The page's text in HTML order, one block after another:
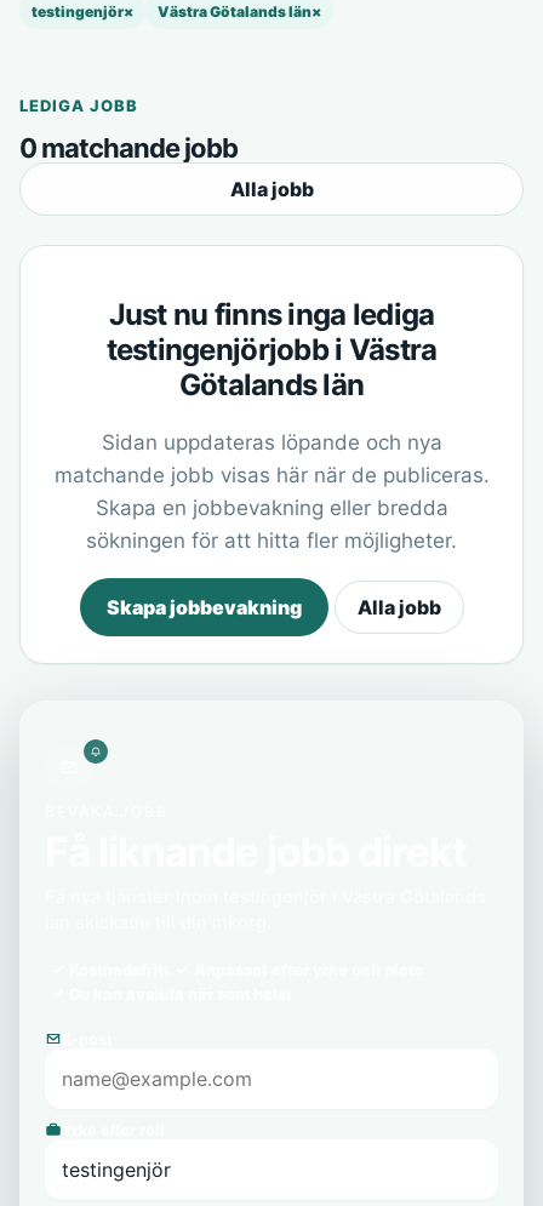
testingenjör× Västra Götalands län×
LEDIGA JOBB
0 matchande jobb
Alla jobb
Just nu finns inga lediga
testingenjörjobb i Västra
Götalands län
Sidan uppdateras löpande och nya
matchande jobb visas här när de publiceras.
Skapa en jobbevakning eller bredda
sökningen för att hitta fler möjligheter.
Skapa jobbevakning Alla jobb